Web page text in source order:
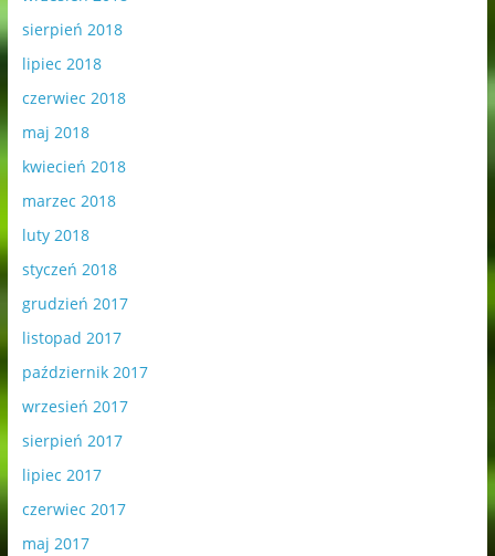
sierpień 2018
lipiec 2018
czerwiec 2018
maj 2018
kwiecień 2018
marzec 2018
luty 2018
styczeń 2018
grudzień 2017
listopad 2017
październik 2017
wrzesień 2017
sierpień 2017
lipiec 2017
czerwiec 2017
maj 2017